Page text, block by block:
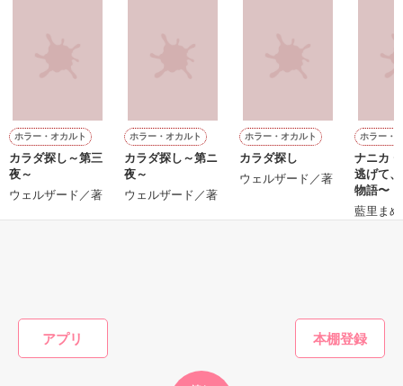
アプリ
※表紙も作中使用の画像も全てフリー素材です。
※執筆期間2026.6.3〜7.20完結です。
※他サイトさんにて恋愛トレンド1位でした〜良かったら読ん
ホラー・オカルト
カラダ探し～第三
夜～
ウェルザード／著
ホラー・オカルト
カラダ探し～第ニ
夜～
ウェルザード／著
ホラー・オカルト
カラダ探し
ウェルザード／著
ホラー・
ナニカ 〜生んで、
逃げて
物語〜
藍里ま